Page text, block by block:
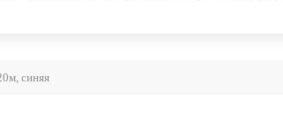
синяя